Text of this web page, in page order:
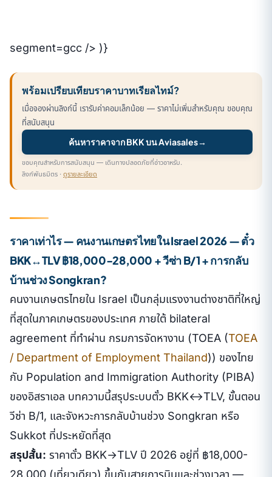
segment=gcc /> )}
พร้อมเปรียบเทียบราคาบาทเรียลไทม์?
เมื่อจองผ่านลิงก์นี้ เรารับค่าคอมเล็กน้อย — ราคาไม่เพิ่มสำหรับคุณ ขอบคุณ
ที่สนับสนุน
ค้นหาราคาจาก BKK บน Aviasales→
ขอบคุณสำหรับการสนับสนุน — เดินทางปลอดภัยที่อ่าวอาหรับ.
ลิงก์พันธมิตร · ดูรายละเอียด
ราคาเท่าไร — คนงานเกษตรไทยใน Israel 2026 — ตั๋ว
BKK↔TLV ฿18,000-28,000 + วีซ่า B/1 + การกลับ
บ้านช่วง Songkran?
คนงานเกษตรไทยใน Israel เป็นกลุ่มแรงงานต่างชาติที่ใหญ่
ที่สุดในภาคเกษตรของประเทศ ภายใต้ bilateral
agreement ที่ทำผ่าน กรมการจัดหางาน (TOEA (TOEA
/ Department of Employment Thailand)) ของไทย
กับ Population and Immigration Authority (PIBA)
ของอิสราเอล บทความนี้สรุประบบตั๋ว BKK↔TLV, ขั้นตอน
วีซ่า B/1, และจังหวะการกลับบ้านช่วง Songkran หรือ
Sukkot ที่ประหยัดที่สุด
สรุปสั้น: ราคาตั๋ว BKK→TLV ปี 2026 อยู่ที่ ฿18,000-
28,000 (เที่ยวเดียว) ขึ้นกับสายการบินและช่วงเวลา —